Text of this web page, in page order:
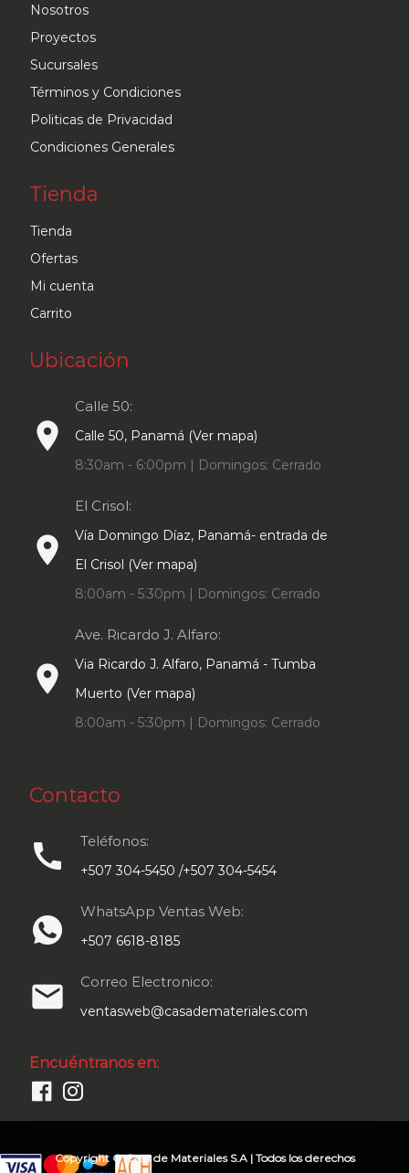
página
de
producto
Nosotros
Proyectos
Sucursales
Términos y Condiciones
Politicas de Privacidad
Condiciones Generales
Tienda
Tienda
Ofertas
Mi cuenta
Carrito
Ubicación
place
Calle 50:
Calle 50, Panamá (Ver mapa)
8:30am - 6:00pm | Domingos: Cerrado
place
El Crisol:
Vía Domingo Díaz, Panamá- entrada de
El Crisol (Ver mapa)
8:00am - 5:30pm | Domingos: Cerrado
place
Ave. Ricardo J. Alfaro:
Via Ricardo J. Alfaro, Panamá - Tumba
Muerto (Ver mapa)
8:00am - 5:30pm | Domingos: Cerrado
Contacto
call Teléfonos:
+507 304-5450 /+507 304-5454
WhatsApp Ventas Web:
+507 6618-8185
email Correo Electronico:
ventasweb@casademateriales.com
Encuéntranos en:
Copyright © Casa de Materiales S.A | Todos los derechos